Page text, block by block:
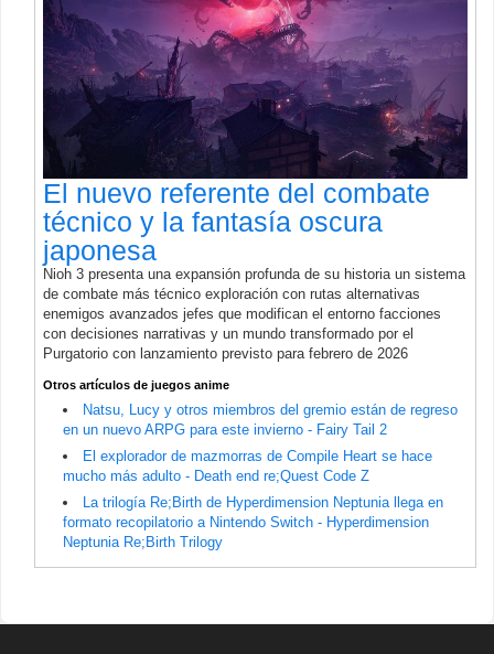
El nuevo referente del combate
técnico y la fantasía oscura
japonesa
Nioh 3 presenta una expansión profunda de su historia un sistema
de combate más técnico exploración con rutas alternativas
enemigos avanzados jefes que modifican el entorno facciones
con decisiones narrativas y un mundo transformado por el
Purgatorio con lanzamiento previsto para febrero de 2026
Otros artículos de juegos anime
Natsu, Lucy y otros miembros del gremio están de regreso
en un nuevo ARPG para este invierno - Fairy Tail 2
El explorador de mazmorras de Compile Heart se hace
mucho más adulto - Death end re;Quest Code Z
La trilogía Re;Birth de Hyperdimension Neptunia llega en
formato recopilatorio a Nintendo Switch - Hyperdimension
Neptunia Re;Birth Trilogy